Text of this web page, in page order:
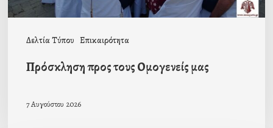
Δελτία Τύπου Επικαιρότητα
Πρόσκληση προς τους Ομογενείς μας
7 Αυγούστου 2026